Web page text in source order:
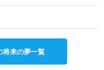
将来の夢一覧